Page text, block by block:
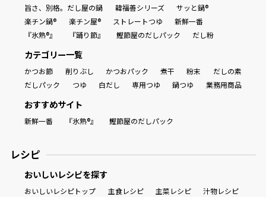
旨さ、別格。だし屋の鍋
韓福善シリーズ
サッと鍋®
楽チン鍋®
楽チン屋® ストレートつゆ
新鮮一番
『氷熟®』
『踊り節』 鰹節屋のだしパック だし粉
カテゴリー一覧
かつお節 削りぶし かつおパック 煮干 粉末
だしの素
だしパック
つゆ 白だし 専用つゆ 鍋つゆ 業務用商品
おすすめサイト
新鮮一番 『氷熟®』 鰹節屋のだしパック
レシピ
おいしいレシピを探す
おいしいレシピトップ 主食レシピ 主菜レシピ
汁物レシピ